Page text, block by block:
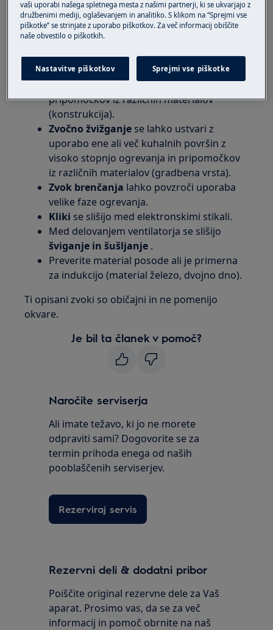
Rešitev
štedilnika:
Zvok pokanjalahko povzroči kuhanje
pripomočkov iz različnih materialov
(konstrukcija).
Zvočno žvižganje se lahko ustvari z
uporabo ene ali več kuhalnih površin z
visoko stopnjo ogrevanja in pripomočkov
iz različnih materialov (gradbena vrsta).
Zvok brenčanja lahko povzroči uporaba
velike faze ogrevanja.
Kliki se slišijo med elektronskimi stikali.
Med delovanjem ventilatorja se slišijo
šviganje in šušljanje .
Preverite material posode ali je primerna
za indukcijo (material železo, dvojno dno).
Ti opisani zvoki so običajni in ne pomenijo
okvare.
Je bil ta članek v pomoč?
Naročite serviserja
Ali imate težavo, ki jo ne morete
odpraviti sami? Dogovorite se za
termin prihoda enega od naših
pooblaščenih serviserjev.
Rezerviraj servis
Rezervni deli & dodatni pribor
Poiščite original rezervne dele za Vaš
aparat. Prosimo vas, da se za več
informacij in pomoč obrnite na naš
vaši uporabi našega spletnega mesta z našimi partnerji, ki se ukvarjajo z
družbenimi mediji, oglaševanjem in analitiko. S klikom na “Sprejmi vse
piškotke” se strinjate z uporabo piškotkov. Za več informacij obiščite
naše obvestilo o piškotkih.
Nastavitve piškotkov Sprejmi vse piškotke